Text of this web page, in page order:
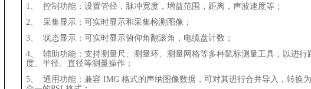
1、
控制功能：设置管径，脉冲宽度，增益范围，距离，声波速度等；
2、
采集显示：可实时显示和采集检测图像；
3、
状态显示：可实时显示俯仰角翻滚角，电缆盘计数；
4、
辅助功能：支持测量尺、测量环、测量网格等多种鼠标测量工具，以进行
度、半径、直径等测量操作；
5、 通用功能：兼容 IMG 格式的声纳图像数据，可对其进行合并导入，转换